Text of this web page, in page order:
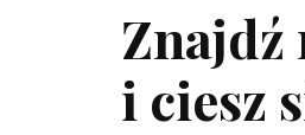
Znajdź
i ciesz